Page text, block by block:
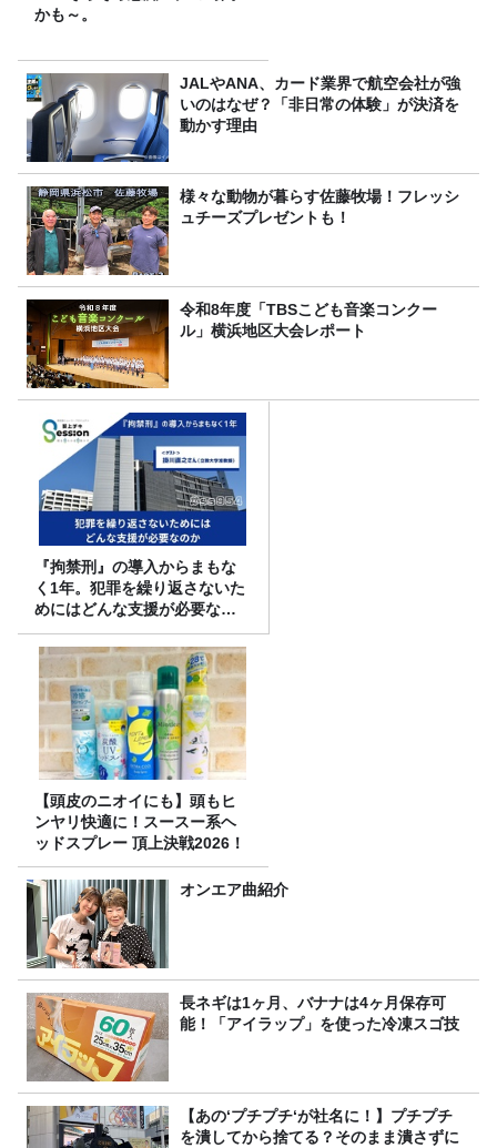
かも～。
JALやANA、カード業界で航空会社が強
いのはなぜ？「非日常の体験」が決済を
動かす理由
様々な動物が暮らす佐藤牧場！フレッシ
ュチーズプレゼントも！
令和8年度「TBSこども音楽コンクー
ル」横浜地区大会レポート
『拘禁刑』の導入からまもな
く1年。犯罪を繰り返さないた
めにはどんな支援が必要なの
か
【頭皮のニオイにも】頭もヒ
ンヤリ快適に！スースー系ヘ
ッドスプレー 頂上決戦2026！
オンエア曲紹介
長ネギは1ヶ月、バナナは4ヶ月保存可
能！「アイラップ」を使った冷凍スゴ技
【あの‘プチプチ‘が社名に！】プチプチ
を潰してから捨てる？そのまま潰さずに